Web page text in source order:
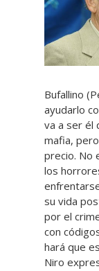
Bufallino
ayudarlo
va a ser él
mafia,
precio. No
los
su vida
por el
con
hará que
Niro